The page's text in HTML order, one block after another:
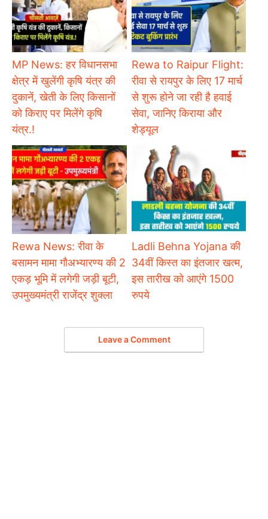
MP News: हर विधानसभा
क्षेत्र में खुलेंगी कृषि यंत्र की
दुकानें, खेती के लिए किसानों
को किराए पर मिलेंगे कृषि
यंत्र.!
Rewa to Raipur Flight:
रीवा से रायपुर के लिए 17 मार्च
से शुरू होने जा रही है हवाई
सेवा, जानिए किराया और
शेड्यूल
Rewa News: रीवा के
बसामन मामा गौअभ्यारण्य की 2
एकड़ भूमि में लगेगी जड़ी बूटी,
उपमुख्यमंत्री राजेंद्र शुक्ला
Ladli Behna Yojana की
34वीं किस्त का इंतजार खत्म,
इस तारीख को आएंगे 1500
रुपये
Leave a Comment